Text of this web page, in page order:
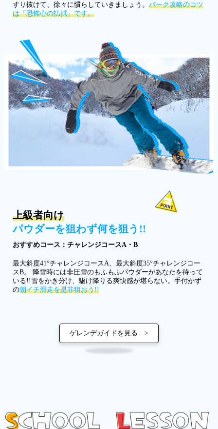
すり抜けて、徐々に慣らしていきましょう。パーク攻略のコツ
は「恐怖心の払拭」です。
上級者向け
パウダーを狙わず何を狙う!!
おすすめコース：チャレンジコースA・B
最大斜度41°チャレンジコースA、最大斜度35°チャレンジコー
スB。 降雪時には非圧雪のもふもふパウダーがあなたを待って
いる!!雪をかき分け、駆け降りる爽快感が堪らない。手付かず
の朝イチ滑走を是非狙おう!!
ゲレンデガイドを見る >